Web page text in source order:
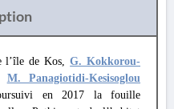
l’île de Kos,G. Kokkorou-
M. Panagiotidi-Kesisoglou
en 2017 la fouille